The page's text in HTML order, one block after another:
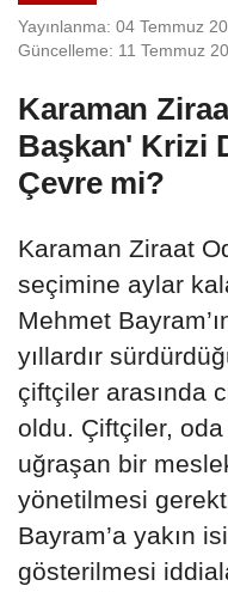
Yayınlanma: 04 Temmuz
Güncelleme: 11 Temmuz
Karaman
Başkan' Krizi
Çevre mi?
Karaman Ziraat
seçimine aylar
Mehmet
yıllardır
çiftçiler arasında
oldu. Çiftçiler,
uğraşan bir
yönetilmesi
Bayram’a yakın
gösterilmesi